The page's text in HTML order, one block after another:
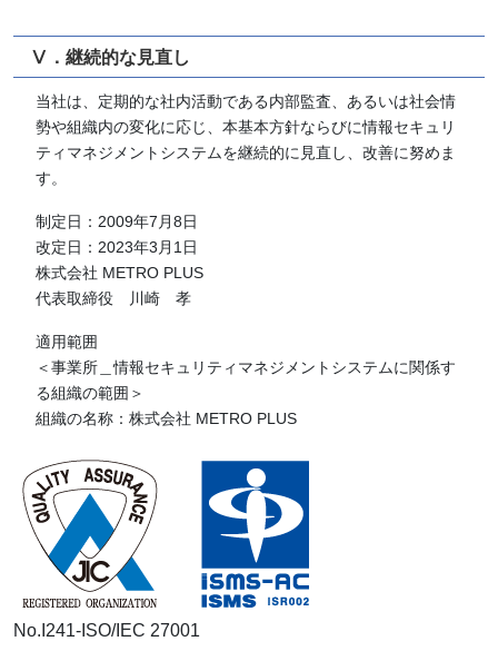
Ⅴ．継続的な見直し
当社は、定期的な社内活動である内部監査、あるいは社会情
勢や組織内の変化に応じ、本基本方針ならびに情報セキュリ
ティマネジメントシステムを継続的に見直し、改善に努めま
す。
制定日：2009年7月8日
改定日：2023年3月1日
株式会社 METRO PLUS
代表取締役 川崎 孝
適用範囲
＜事業所＿情報セキュリティマネジメントシステムに関係す
る組織の範囲＞
組織の名称：株式会社 METRO PLUS
No.I241-ISO/IEC 27001